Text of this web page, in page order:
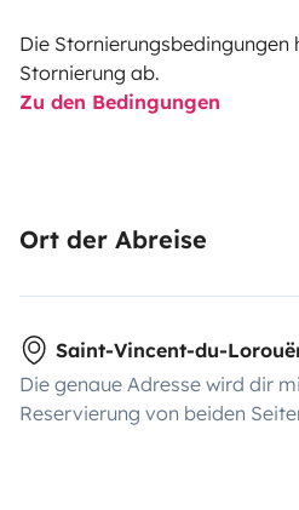
Die
Stornierung ab.
Zu den Bedingungen
Ort der Abreise
Saint-Vincent-du-
Die genaue Adresse wird dir
Reservierung von beiden